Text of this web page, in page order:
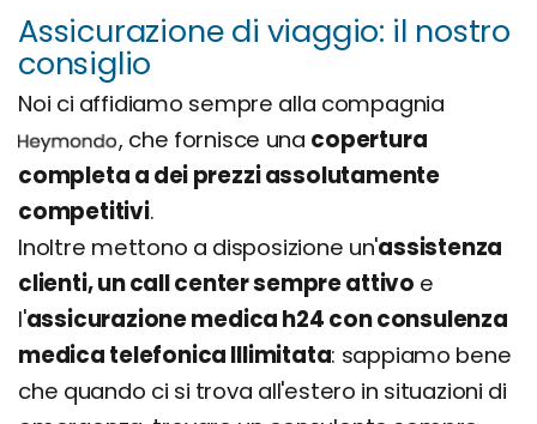
Assicurazione di viaggio: il nostro
consiglio
Noi ci affidiamo sempre alla compagnia
, che fornisce una copertura
completa a dei prezzi assolutamente
competitivi.
Inoltre mettono a disposizione un'assistenza
clienti, un call center sempre attivo e
l'assicurazione medica h24 con consulenza
medica telefonica Illimitata: sappiamo bene
che quando ci si trova all'estero in situazioni di